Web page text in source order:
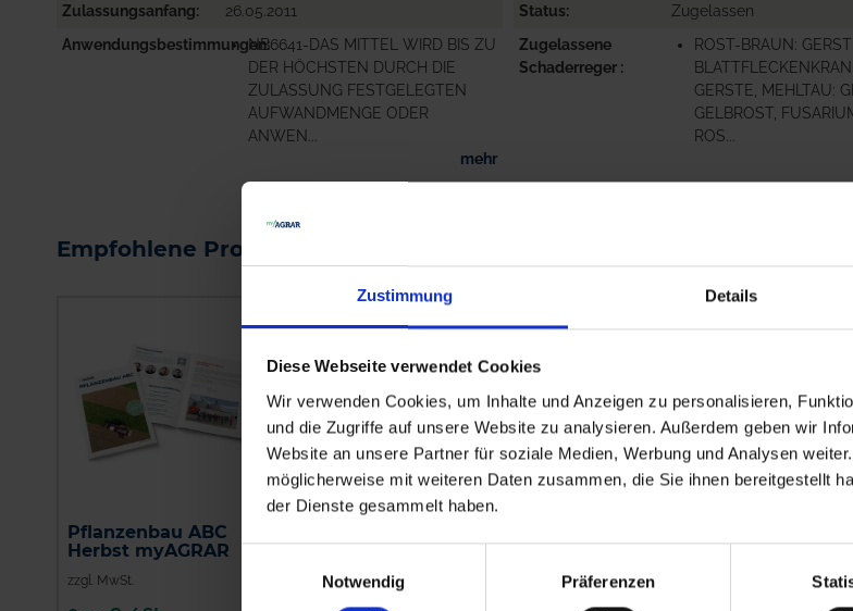
Zustimmung Details
Diese Webseite verwendet Cookies
Wir verwenden Cookies, um Inhalte und Anzeigen zu personalisieren,
und die Zugriffe auf unsere Website zu analysieren. Außerdem geben wir
Website an unsere Partner für soziale Medien, Werbung und Analysen
möglicherweise mit weiteren Daten zusammen, die Sie ihnen bereitgestellt
der Dienste gesammelt haben.
Notwendig
Präferenzen
Zulassungsanfang
26.05.2011 Status
Zugelassen
AnwendungsbestimmungenNB6641-DAS MITTEL WIRD BIS ZU
DER HÖCHSTEN DURCH DIE
ZULASSUNG FESTGELEGTEN
AUFWANDMENGE ODER
ANWEN...
mehr
Zugelassene
Schaderreger
ROST-BRAUN:
GERSTE, MEHLTAU:
GELBROST,
ROS...
Empfohlene Produkte
Pflanzenbau ABC
Herbst myAGRAR
zzgl. MwSt.
Orius
zzgl. MwSt.
Amistar Gold
zzgl. MwSt.
Kerb Flo